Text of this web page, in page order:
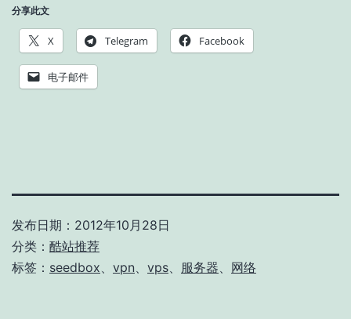
分享此文
X Telegram Facebook
电子邮件
发布日期： 2012年10月28日
分类： 酷站推荐
标签： seedbox vpn vps 服务器 网络